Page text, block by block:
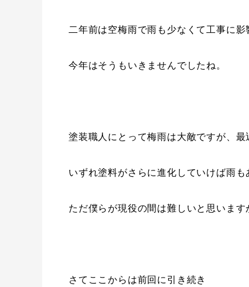
二年前は空梅雨で雨も少なくて工事に
今年はそうもいきませんでしたね。
塗装職人にとって梅雨は大敵ですが、
いずれ塗料がさらに進化していけば雨
ただ僕らが現役の間は難しいと思いま
さてここからは前回に引き続き